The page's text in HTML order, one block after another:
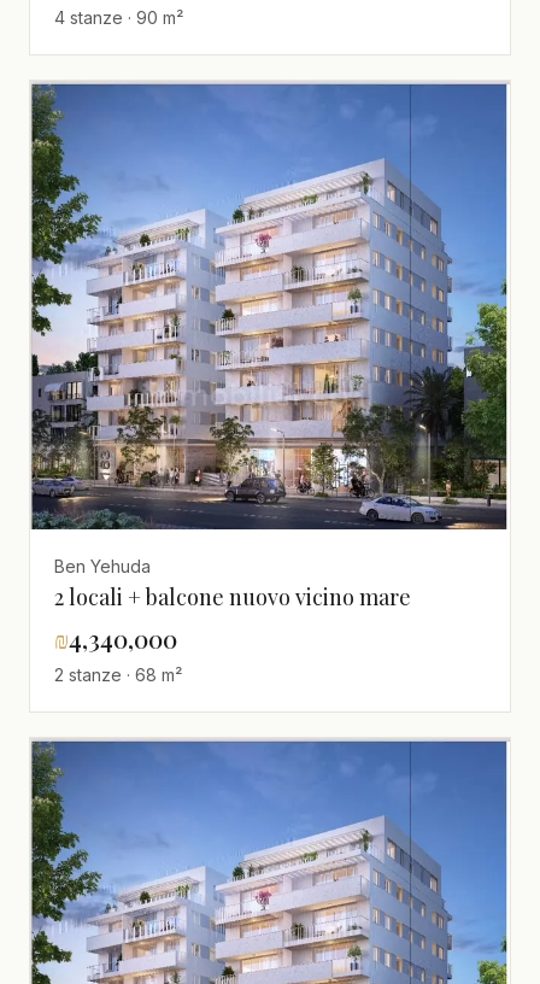
4 stanze · 90 m²
Ben Yehuda
2 locali + balcone nuovo vicino mare
₪4,340,000
2 stanze · 68 m²